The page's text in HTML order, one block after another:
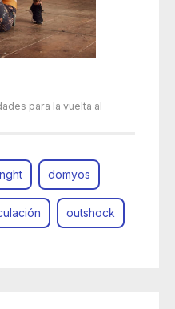
para la vuelta al
domyos
outshock